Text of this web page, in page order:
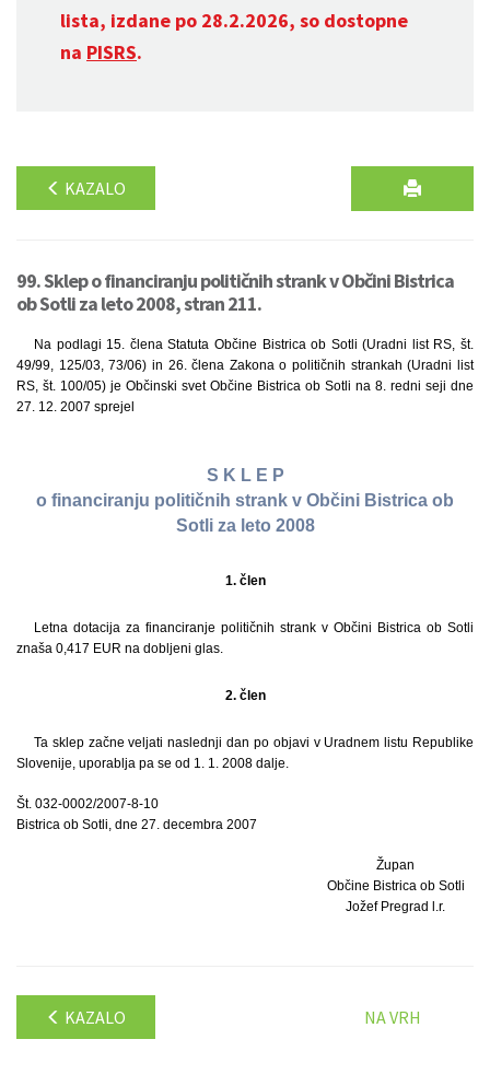
lista, izdane po 28.2.2026, so dostopne
na PISRS.
KAZALO
99. Sklep o financiranju političnih strank v Občini Bistrica
ob Sotli za leto 2008, stran 211.
Na podlagi 15. člena Statuta Občine Bistrica ob Sotli (Uradni list RS, št.
49/99, 125/03, 73/06) in 26. člena Zakona o političnih strankah (Uradni list
RS, št. 100/05) je Občinski svet Občine Bistrica ob Sotli na 8. redni seji dne
27. 12. 2007 sprejel
S K L E P
o financiranju političnih strank v Občini Bistrica ob
Sotli za leto 2008
1. člen
Letna dotacija za financiranje političnih strank v Občini Bistrica ob Sotli
znaša 0,417 EUR na dobljeni glas.
2. člen
Ta sklep začne veljati naslednji dan po objavi v Uradnem listu Republike
Slovenije, uporablja pa se od 1. 1. 2008 dalje.
Št. 032-0002/2007-8-10
Bistrica ob Sotli, dne 27. decembra 2007
Župan
Občine Bistrica ob Sotli
Jožef Pregrad l.r.
KAZALO NA VRH